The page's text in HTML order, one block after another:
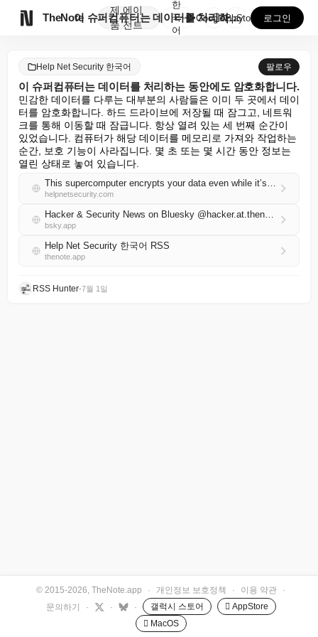
TheNote
제
품
에이
전트
이 슈퍼컴퓨터는 데이터를 처리하는 동안에도 암호화합니다...
한
국
어
GooglePlay
AppStore 로그인
Help Net Security 한국어 팔로우
이 슈퍼컴퓨터는 데이터를 처리하는 동안에도 암호화합니다.
민감한 데이터를 다루는 대부분의 사람들은 이미 두 곳에서 데이
터를 암호화합니다. 하드 드라이브에 저장될 때 잠그고, 네트워
크를 통해 이동할 때 잠급니다. 항상 열려 있는 세 번째 순간이
있었습니다. 컴퓨터가 해당 데이터를 메모리로 가져와 작업하는
순간, 보호 기능이 사라집니다. 몇 초 또는 몇 시간 동안 정보는
열린 상태로 놓여 있습니다.
This supercomputer encrypts your data even while it’s running it
helpnetsecurity.com
Hacker & Security News on Bluesky @hacker.at.thenote.app
bsky.app
Help Net Security 한국어 RSS
thenote.app
RSS Hunter•7월 1일
© 2015-2026, TheNote.app · 개인정보 보호정책 · 이용 약관
·
문의하기
· · · 갤럭시 스토어
 AppStore
 MacOS